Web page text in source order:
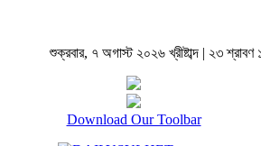
শুক্রবার, ৭ অগাস্ট ২০২৬ খ্রীষ্টাব্দ | ২৩ শ্রাবণ
Download Our Toolbar